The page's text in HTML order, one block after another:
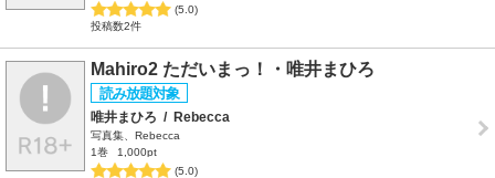
(5.0)
投稿数2件
Mahiro2 ただいまっ！・唯井まひろ
唯井まひろ / Rebecca
写真集、Rebecca
1巻
1,000pt
(5.0)